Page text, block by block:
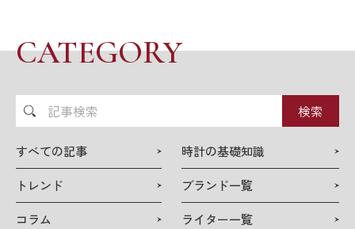
CATEGORY
記
事
検
索
すべての記事
トレンド
コラム
時計の基礎知識
ブランド一覧
ライター一覧